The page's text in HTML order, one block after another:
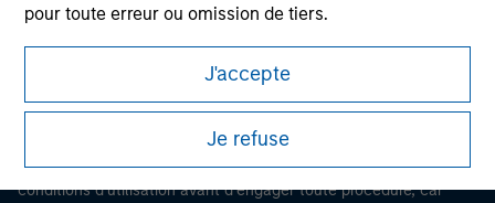
pour toute erreur ou omission de tiers.
de respecter certaines obligations destinées à
empêcher l’utilisation de fonds d’investissement à des
fins de blanchiment d’argent. Par conséquent, une
procédure d’identification des souscripteurs est
imposée. Morgan Stanley Investment Management
J'accepte
Je refuse
Ce document est une communication promotionnelle.
Les utilisateurs sont invités à prendre connaissance des
conditions d’utilisation avant d’engager toute procédure, car